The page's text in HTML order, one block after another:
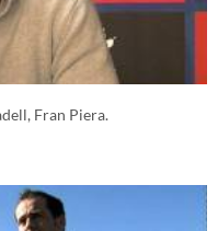
Fran Piera.